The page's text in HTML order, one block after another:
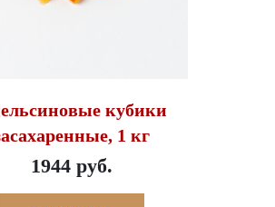
кубики
1 кг
1944 руб.